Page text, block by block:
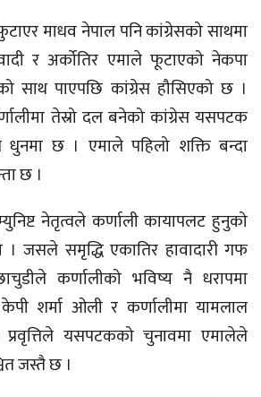
माधव नेपाल पनि कांग्रेसको साथमा
र अर्कोतिर एमाले फूटाएको नेकपा
साथ पाएपछि कांग्रेस हौसिएको छ ।
तेस्रो दल बनेको कांग्रेस यसपटक
धुनमा छ । एमाले पहिलो शक्ति बन्दा
छ ।
नेतृत्वले कर्णाली कायापलट हुनुको
। जसले समृद्धि एकातिर हावादारी गफ
कर्णालीको भविष्य नै धरापमा
केपी शर्मा ओली र कर्णालीमा यामलाल
यसपटकको चुनावमा एमालेले
जस्तै छ ।